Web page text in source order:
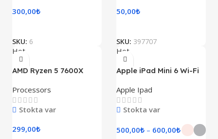
300,00₺
SKU: 6
50,00₺
SKU: 397707
Hot
AMD Ryzen 5 7600X
Processors
Stokta var
299,00₺
Hot
Apple iPad Mini 6 Wi-Fi
Apple Ipad
Stokta var
500,00₺ – 600,00₺